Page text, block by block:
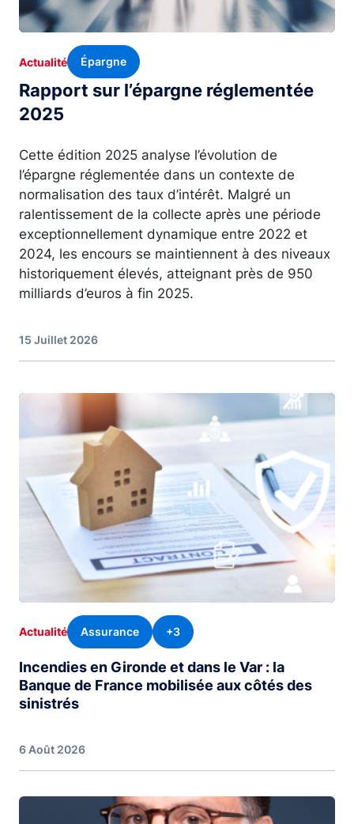
Rapport sur l’épargne réglementée
2025
Actualité Épargne
Cette édition 2025 analyse l’évolution de
l’épargne réglementée dans un contexte de
normalisation des taux d’intérêt. Malgré un
ralentissement de la collecte après une période
exceptionnellement dynamique entre 2022 et
2024, les encours se maintiennent à des niveaux
historiquement élevés, atteignant près de 950
milliards d’euros à fin 2025.
15 Juillet 2026
Actualité Assurance +3
Incendies en Gironde et dans le Var : la
Banque de France mobilisée aux côtés des
sinistrés
6 Août 2026
Image